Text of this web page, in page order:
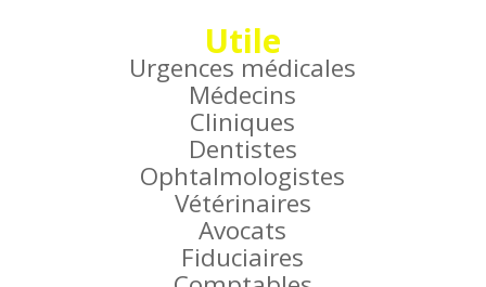
Utile
Urgences médicales
Médecins
Cliniques
Dentistes
Ophtalmologistes
Vétérinaires
Avocats
Fiduciaires